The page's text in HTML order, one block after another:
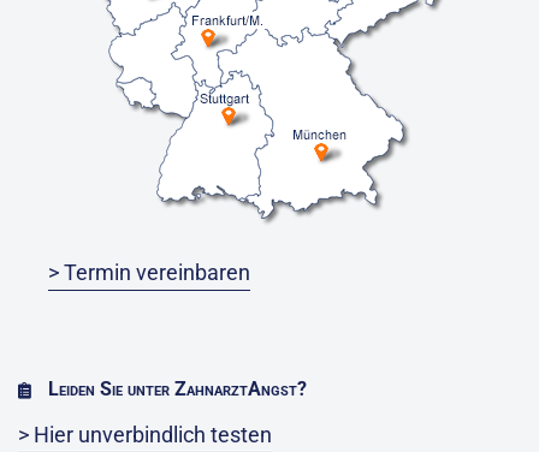
> Termin vereinbaren
Leiden Sie unter ZahnarztAngst?
> Hier unverbindlich testen